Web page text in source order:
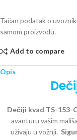
Tačan podatak o
samom proizvodu.
Add to compare
Opis
Dečiji kvad TS-153-
avanturu vašim
uživaju u vožnji.